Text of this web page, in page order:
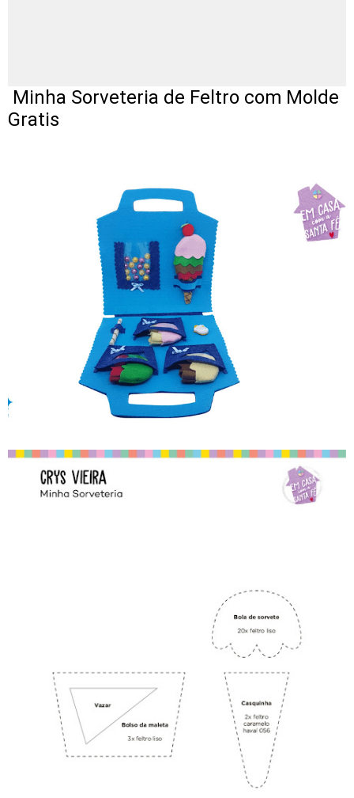
Minha Sorveteria de Feltro com Molde
Gratis